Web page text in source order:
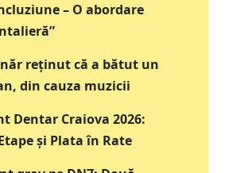
– O abordare
reţinut că a bătut un
din cauza muzicii
Dentar Craiova 2026:
şi Plata în Rate